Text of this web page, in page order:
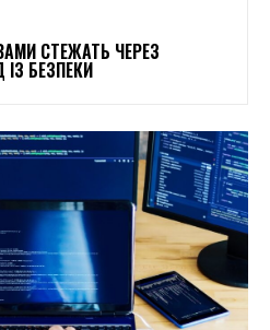
СТЕЖАТЬ ЧЕРЕЗ
БЕЗПЕКИ